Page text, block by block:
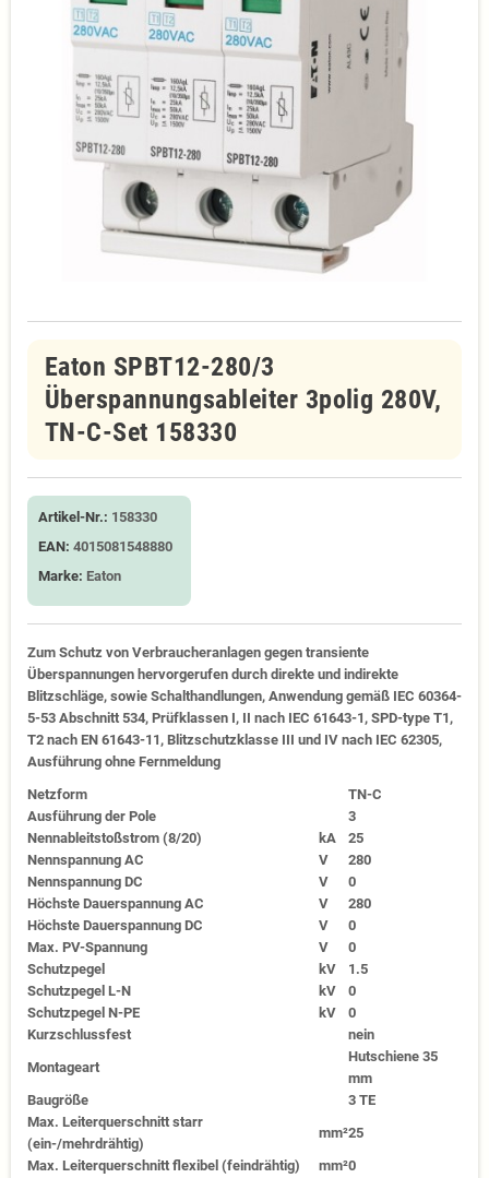
Eaton SPBT12-280/3
Überspannungsableiter 3polig 280V,
TN-C-Set 158330
Artikel-Nr.: 158330
EAN: 4015081548880
Marke: Eaton
Zum Schutz von Verbraucheranlagen gegen transiente
Überspannungen hervorgerufen durch direkte und indirekte
Blitzschläge, sowie Schalthandlungen, Anwendung gemäß IEC 60364-
5-53 Abschnitt 534, Prüfklassen I, II nach IEC 61643-1, SPD-type T1,
T2 nach EN 61643-11, Blitzschutzklasse III und IV nach IEC 62305,
Ausführung ohne Fernmeldung
Netzform
TN-C
Ausführung der Pole
3
Nennableitstoßstrom (8/20)
kA
25
Nennspannung AC
V
280
Nennspannung DC
V
0
Höchste Dauerspannung AC
V
280
Höchste Dauerspannung DC
V
0
Max. PV-Spannung
V
0
Schutzpegel
kV
1.5
Schutzpegel L-N
kV
0
Schutzpegel N-PE
kV
0
Kurzschlussfest
nein
Montageart
Hutschiene 35
mm
Baugröße
3 TE
Max. Leiterquerschnitt starr
(ein-/mehrdrähtig)
mm²25
Max. Leiterquerschnitt flexibel (feindrähtig)
mm²0